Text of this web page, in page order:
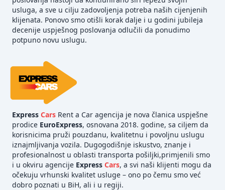
usluga, a sve u cilju zadovoljenja potreba naših cijenjenih
klijenata. Ponovo smo otišli korak dalje i u godini jubileja
decenije uspješnog poslovanja odlučili da ponudimo
potpuno novu uslugu.
Express Cars Rent a Car agencija je nova članica uspješne
prodice EuroExpress, osnovana 2018. godine, sa ciljem da
korisnicima pruži pouzdanu, kvalitetnu i povoljnu uslugu
iznajmljivanja vozila. Dugogodišnje iskustvo, znanje i
profesionalnost u oblasti transporta pošiljki,primjenili smo
i u okviru agencije Express Cars, a svi naši klijenti mogu da
očekuju vrhunski kvalitet usluge – ono po čemu smo već
dobro poznati u BiH, ali i u regiji.